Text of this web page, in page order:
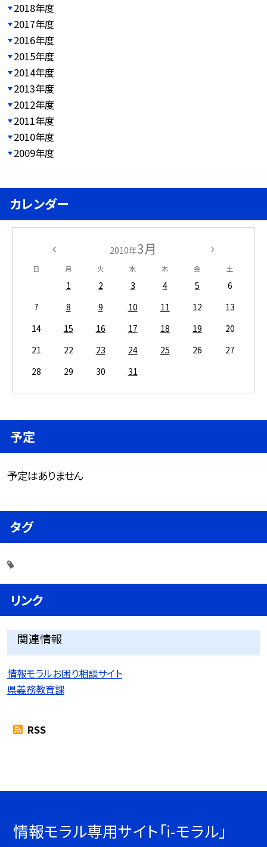
2018年度
2017年度
2016年度
2015年度
2014年度
2013年度
2012年度
2011年度
2010年度
2009年度
カレンダー
2010年3月
日 月 火 水 木 金 土
1 2 3 4 5
6
7
8 9 10 11 12
13
14
15 16 17 18 19
20
21
22 23 24 25 26
27
28
29 30 31
予定
予定はありません
タグ
リンク
関連情報
情報モラルお困り相談サイト
県義務教育課
RSS
情報モラル専用サイト「i-モラル」